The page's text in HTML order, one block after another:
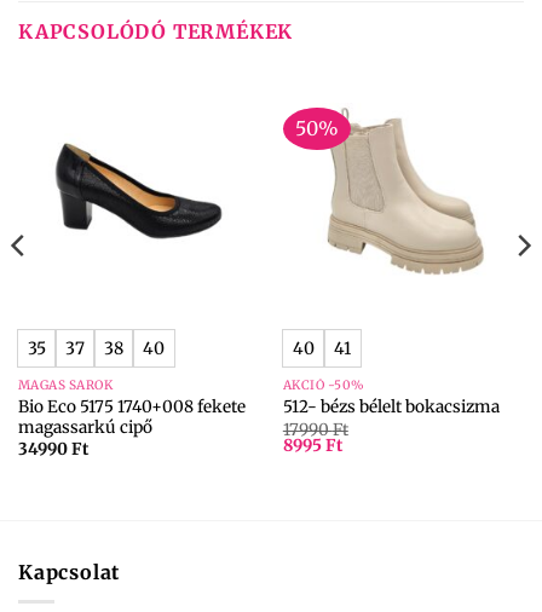
KAPCSOLÓDÓ TERMÉKEK
35 37 38 40
MAGAS SAROK
Bio Eco 5175 1740+008 fekete
magassarkú cipő
34990Ft
50%
40 41
AKCIÓ -50%
512- bézs bélelt bokacsizma
17990Ft
8995Ft
Kapcsolat